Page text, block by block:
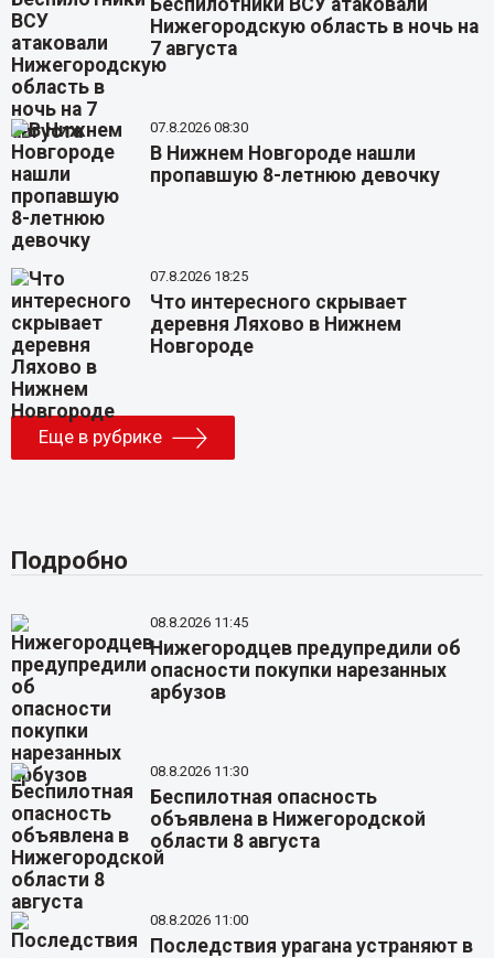
Нижегородскую область в ночь на
7 августа
07.8.2026 08:30
В Нижнем Новгороде нашли
пропавшую 8-летнюю девочку
07.8.2026 18:25
Что интересного скрывает
деревня Ляхово в Нижнем
Новгороде
Еще в рубрике
Подробно
08.8.2026 11:45
Нижегородцев предупредили об
опасности покупки нарезанных
арбузов
08.8.2026 11:30
Беспилотная опасность
объявлена в Нижегородской
области 8 августа
08.8.2026 11:00
Последствия урагана устраняют в